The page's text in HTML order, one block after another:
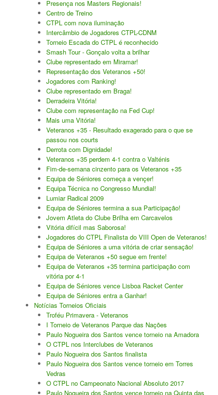
Presença nos Masters Regionais!
Centro de Treino
CTPL com nova iluminação
Intercâmbio de Jogadores CTPL-CDNM
Torneio Escada do CTPL é reconhecido
Smash Tour - Gonçalo volta a brilhar
Clube representado em Miramar!
Representação dos Veteranos +50!
Jogadores com Ranking!
Clube representado em Braga!
Derradeira Vitória!
Clube com representação na Fed Cup!
Mais uma Vitória!
Veteranos +35 - Resultado exagerado para o que se
passou nos courts
Derrota com Dignidade!
Veteranos +35 perdem 4-1 contra o Valténis
Fim-de-semana cinzento para os Veteranos +35
Equipa de Séniores começa a vençer!
Equipa Técnica no Congresso Mundial!
Lumiar Radical 2009
Equipa de Séniores termina a sua Participação!
Jovem Atleta do Clube Brilha em Carcavelos
Vitória difícil mas Saborosa!
Jogadores do CTPL Finalista do VIII Open de Veteranos!
Equipa de Séniores a uma vitória de criar sensação!
Equipa de Veteranos +50 segue em frente!
Equipa de Veteranos +35 termina participação com
vitória por 4-1
Equipa de Séniores vence Lisboa Racket Center
Equipa de Séniores entra a Ganhar!
Notícias Torneios Oficiais
Troféu Primavera - Veteranos
I Torneio de Veteranos Parque das Nações
Paulo Nogueira dos Santos vence torneio na Amadora
O CTPL nos Interclubes de Veteranos
Paulo Nogueira dos Santos finalista
Paulo Nogueira dos Santos vence torneio em Torres
Vedras
O CTPL no Campeonato Nacional Absoluto 2017
Paulo Nogueira dos Santos vence torneio na Quinta das